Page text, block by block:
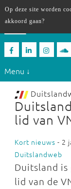
Menu ↓
lid van
Kort nieuws - 2
Duitslandweb
Duitsland
lid van de
Op deze site worden
akkoord gaan?